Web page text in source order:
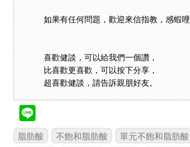
如果有任何問題，歡迎來信指教，感蝦哩
喜歡健談，可以給我們一個讚，
比喜歡更喜歡，可以按下分享，
超喜歡健談，請告訴親朋好友。
脂肪酸 不飽和脂肪酸 單元不飽和脂肪酸